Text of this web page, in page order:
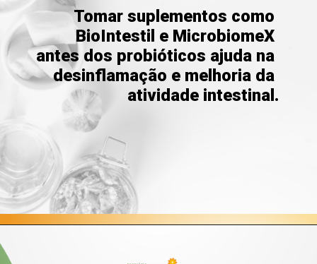
Tomar suplementos como
BioIntestil e MicrobiomeX
antes dos probióticos ajuda na
desinflamação e melhoria da
atividade intestinal.